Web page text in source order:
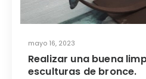
mayo 16, 2023
Realizar una buena
esculturas de bronce.